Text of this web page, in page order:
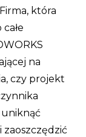
która
na
czy projekt
uniknąć